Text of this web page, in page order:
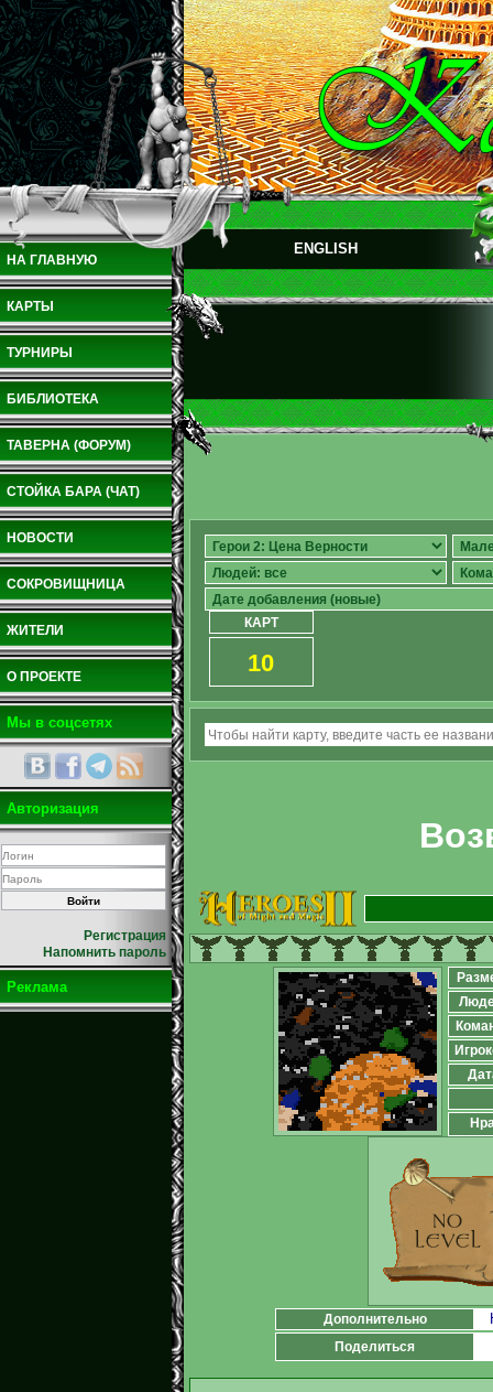
НА ГЛАВНУЮ
КАРТЫ
ТУРНИРЫ
БИБЛИОТЕКА
ТАВЕРНА (ФОРУМ)
СТОЙКА БАРА (ЧАТ)
НОВОСТИ
СОКРОВИЩНИЦА
ЖИТЕЛИ
О ПРОЕКТЕ
Мы в соцсетях
Авторизация
Регистрация
Напомнить пароль
Реклама
ENGLISH
КАРТ
10
Дополнительно
Поделиться